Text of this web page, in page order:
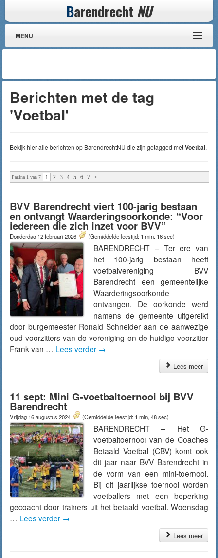
Barendrecht NU
MENU
Berichten met de tag
'Voetbal'
Bekijk hier alle berichten op BarendrechtNU die zijn getagged metVoetbal.
Pagina 1 van 7 1 2 3 4 5 6 7 >
BVV Barendrecht viert 100-jarig bestaan
en ontvangt Waarderingsoorkonde: “Voor
iedereen die zich inzet voor BVV”
Donderdag 12 februari 2026 (Gemiddelde leestijd: 1 min, 16 sec)
BARENDRECHT – Ter ere van
het 100-jarig bestaan heeft
voetbalvereniging BVV
Barendrecht een gemeentelijke
Waarderingsoorkonde
ontvangen. De oorkonde werd
namens de gemeente uitgereikt
door burgemeester Ronald Schneider aan de aanwezige
oud-voorzitters van de vereniging en de huidige voorzitter
Frank van … Lees verder →
Lees meer
11 sept: Mini G-voetbaltoernooi bij BVV
Barendrecht
Vrijdag 16 augustus 2024 (Gemiddelde leestijd: 1 min, 48 sec)
BARENDRECHT – Het G-
voetbaltoernooi van de Coaches
Betaald Voetbal (CBV) komt ook
dit jaar naar BVV Barendrecht in
de vorm van een mini-toernooi.
Bij dit jaarlijkse toernooi worden
voetballers met een beperking
gecoacht door trainers uit het betaald voetbal. Woensdag
… Lees verder →
Lees meer